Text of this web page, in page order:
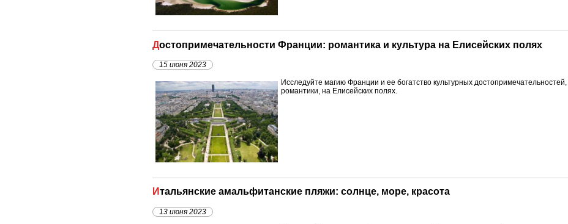
Достопримечательности Франции: романтика и культура на Елисейских полях
15 июня 2023
Исследуйте магию Франции и ее богатство культурных
романтики, на Елисейских полях.
Итальянские амальфитанские пляжи: солнце, море, красота
13 июня 2023